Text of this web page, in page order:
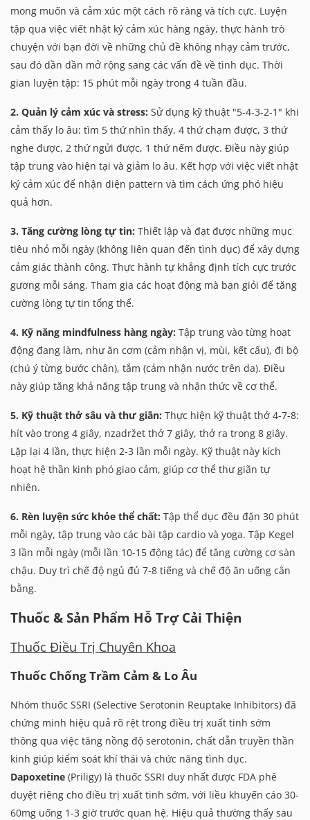
mong muốn và cảm xúc một cách rõ ràng và tích cực. Luyện
tập qua việc viết nhật ký cảm xúc hàng ngày, thực hành trò
chuyện với bạn đời về những chủ đề không nhạy cảm trước,
sau đó dần dần mở rộng sang các vấn đề về tình dục. Thời
gian luyện tập: 15 phút mỗi ngày trong 4 tuần đầu.
2. Quản lý cảm xúc và stress: Sử dụng kỹ thuật "5-4-3-2-1" khi
cảm thấy lo âu: tìm 5 thứ nhìn thấy, 4 thứ chạm được, 3 thứ
nghe được, 2 thứ ngửi được, 1 thứ nếm được. Điều này giúp
tập trung vào hiện tại và giảm lo âu. Kết hợp với việc viết nhật
ký cảm xúc để nhận diện pattern và tìm cách ứng phó hiệu
quả hơn.
3. Tăng cường lòng tự tin: Thiết lập và đạt được những mục
tiêu nhỏ mỗi ngày (không liên quan đến tình dục) để xây dựng
cảm giác thành công. Thực hành tự khẳng định tích cực trước
gương mỗi sáng. Tham gia các hoạt động mà bạn giỏi để tăng
cường lòng tự tin tổng thể.
4. Kỹ năng mindfulness hàng ngày: Tập trung vào từng hoạt
động đang làm, như ăn cơm (cảm nhận vị, mùi, kết cấu), đi bộ
(chú ý từng bước chân), tắm (cảm nhận nước trên da). Điều
này giúp tăng khả năng tập trung và nhận thức về cơ thể.
5. Kỹ thuật thở sâu và thư giãn: Thực hiện kỹ thuật thở 4-7-8:
hít vào trong 4 giây, nzadržet thở 7 giây, thở ra trong 8 giây.
Lặp lại 4 lần, thực hiện 2-3 lần mỗi ngày. Kỹ thuật này kích
hoạt hệ thần kinh phó giao cảm, giúp cơ thể thư giãn tự
nhiên.
6. Rèn luyện sức khỏe thể chất: Tập thể dục đều đặn 30 phút
mỗi ngày, tập trung vào các bài tập cardio và yoga. Tập Kegel
3 lần mỗi ngày (mỗi lần 10-15 động tác) để tăng cường cơ sàn
chậu. Duy trì chế độ ngủ đủ 7-8 tiếng và chế độ ăn uống cân
bằng.
Thuốc & Sản Phẩm Hỗ Trợ Cải Thiện
Thuốc Điều Trị Chuyên Khoa
Thuốc Chống Trầm Cảm & Lo Âu
Nhóm thuốc SSRI (Selective Serotonin Reuptake Inhibitors) đã
chứng minh hiệu quả rõ rệt trong điều trị xuất tinh sớm
thông qua việc tăng nồng độ serotonin, chất dẫn truyền thần
kinh giúp kiểm soát khí thái và chức năng tình dục.
Dapoxetine (Priligy) là thuốc SSRI duy nhất được FDA phê
duyệt riêng cho điều trị xuất tinh sớm, với liều khuyến cáo 30-
60mg uống 1-3 giờ trước quan hệ. Hiệu quả thường thấy sau